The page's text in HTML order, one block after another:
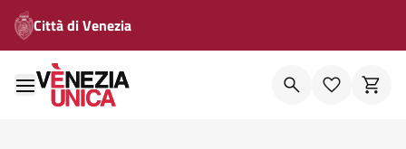
Città di Venezia